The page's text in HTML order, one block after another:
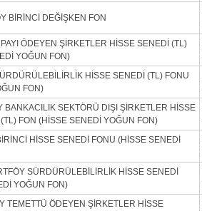
BİRİNCİ DEĞİŞKEN FON
ÖDEYEN ŞİRKETLER HİSSE SENEDİ (TL)
YOĞUN FON)
HİSSE SENEDİ (TL) FONU
FON)
BANKACILIK SEKTÖRÜ DIŞI ŞİRKETLER HİSSE
FON (HİSSE SENEDİ YOĞUN FON)
HİSSE SENEDİ FONU (HİSSE SENEDİ
SÜRDÜRÜLEBİLİRLİK HİSSE SENEDİ
YOĞUN FON)
TEMETTÜ ÖDEYEN ŞİRKETLER HİSSE